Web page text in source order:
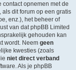
contact opnemen met de
als dit forum op een gratis
enz.), het beheer of
van dat phpBB Limited
gehouden kan
wordt. Neem geen
kwesties (zoals
niet direct verband
Als je phpBB